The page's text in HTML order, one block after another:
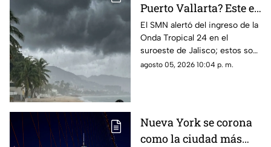
Puerto Vallarta? Este es
el pronóstico del clima
para este 6 de agosto
El SMN alertó del ingreso de la
Onda Tropical 24 en el
suroeste de Jalisco; estos son
los cambios en el clima
agosto 05, 2026 10:04 p. m.
Nueva York se corona
como la ciudad más